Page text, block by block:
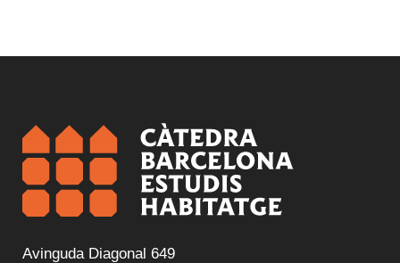
Avinguda Diagonal 649